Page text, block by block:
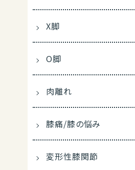
X脚
O脚
肉離れ
膝痛/膝の悩み
変形性膝関節